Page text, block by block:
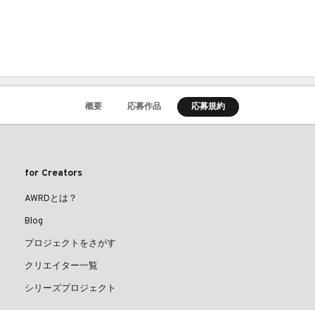
概要 応募作品 応募規約
for Creators
AWRDとは？
Blog
プロジェクトをさがす
クリエイター一覧
シリーズプロジェクト